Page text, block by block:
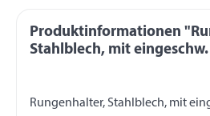
Produktinformationen
Stahlblech, mit
Rungenhalter, Stahlblech, mit